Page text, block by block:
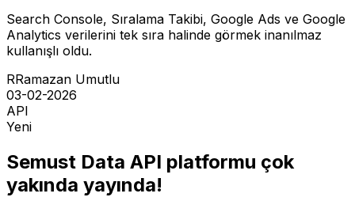
Search Console, Sıralama Takibi, Google Ads ve Google
Analytics verilerini tek sıra halinde görmek inanılmaz
kullanışlı oldu.
RRamazan Umutlu
03-02-2026
API
Yeni
Semust Data API platformu çok
yakında yayında!